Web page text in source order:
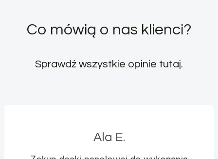
Co mówią o nas klienci?
Sprawdź wszystkie opinie tutaj.
Ala E.